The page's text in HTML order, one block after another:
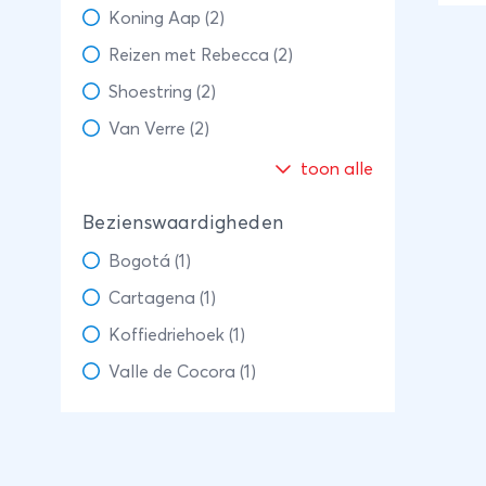
Koning Aap (2)
Reizen met Rebecca (2)
Shoestring (2)
Van Verre (2)
toon alle
Bezienswaardigheden
Bogotá (1)
Cartagena (1)
Koffiedriehoek (1)
Valle de Cocora (1)